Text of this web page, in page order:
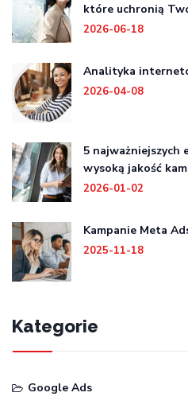
które uchronią
2026-06-18
Analityka
2026-04-08
5 najważniejszych
wysoką jakość
2026-01-02
Kampanie Meta
2025-11-18
Kategorie
Google Ads